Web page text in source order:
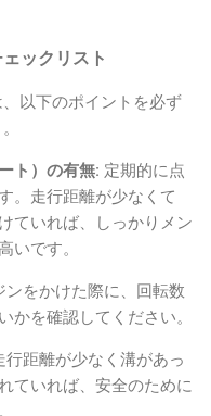
ックリスト
以下のポイントを必ず
ト）の有無: 定期的に点
。走行距離が少なくて
ていれば、しっかりメン
いです。
ンをかけた際に、回転数
かを確認してください。
行距離が少なく溝があっ
ていれば、安全のために